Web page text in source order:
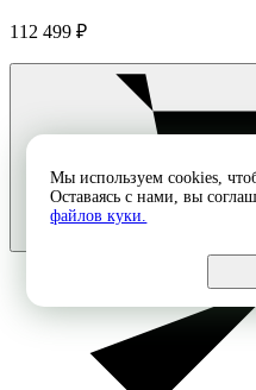
112 499 ₽
Мы используем cookies,
Оставаясь с нами, вы
файлов куки.